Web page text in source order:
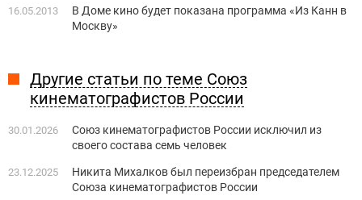
16.05.2013
В Доме кино будет показана программа «Из Канн в
Москву»
Другие статьи по теме Союз
кинематографистов России
30.01.2026
Союз кинематографистов России исключил из
своего состава семь человек
23.12.2025
Никита Михалков был переизбран председателем
Союза кинематографистов России